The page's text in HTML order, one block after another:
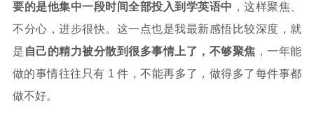
要的是他集中一段时间全部投入到学英语中 ，这样聚焦、
不分心，进步很快。这一点也是我最新感悟比较深度，就
是 自己的精力被分散到很多事情上了，不够聚焦 ，一年能
做的事情往往只有 1 件，不能再多了，做得多了每件事都
做不好。